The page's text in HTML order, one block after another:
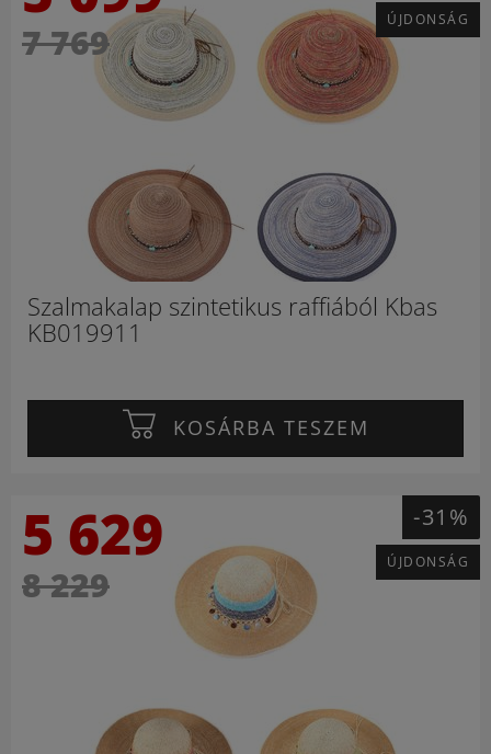
7 769
ÚJDONSÁG
Szalmakalap szintetikus raffiából Kbas
KB019911
KOSÁRBA TESZEM
5 629
8 229
-31%
ÚJDONSÁG